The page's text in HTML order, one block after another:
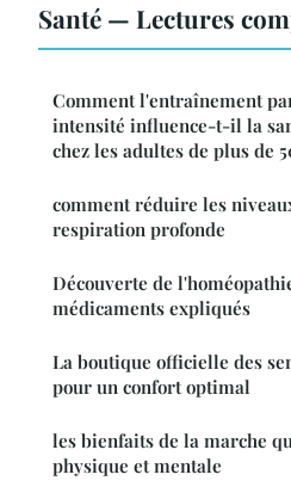
Santé — Lectures
Comment l'entraînement
intensité influence-t-il la
chez les adultes de plus de
comment réduire les
respiration profonde
Découverte de
médicaments expliqués
La boutique officielle des
pour un confort optimal
les bienfaits de la marche
physique et mentale